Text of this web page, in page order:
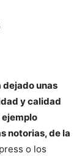
dejado unas
y calidad
notorias, de la
o los